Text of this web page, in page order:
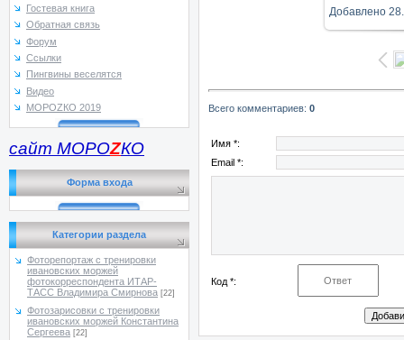
Гостевая книга
Обратная связь
Форум
Ссылки
Пингвины веселятся
Видео
МОРОZКО 2019
сайт МОРОZКО
Форма входа
Категории раздела
Фоторепортаж с тренировки
ивановских моржей
фотокорреспондента ИТАР-
ТАСС Владимира Смирнова [22]
Фотозарисовки с тренировки
ивановских моржей Константина
Сергеева [22]
Добавлено
Всего комментариев: 0
Имя *:
Email *:
Код *: